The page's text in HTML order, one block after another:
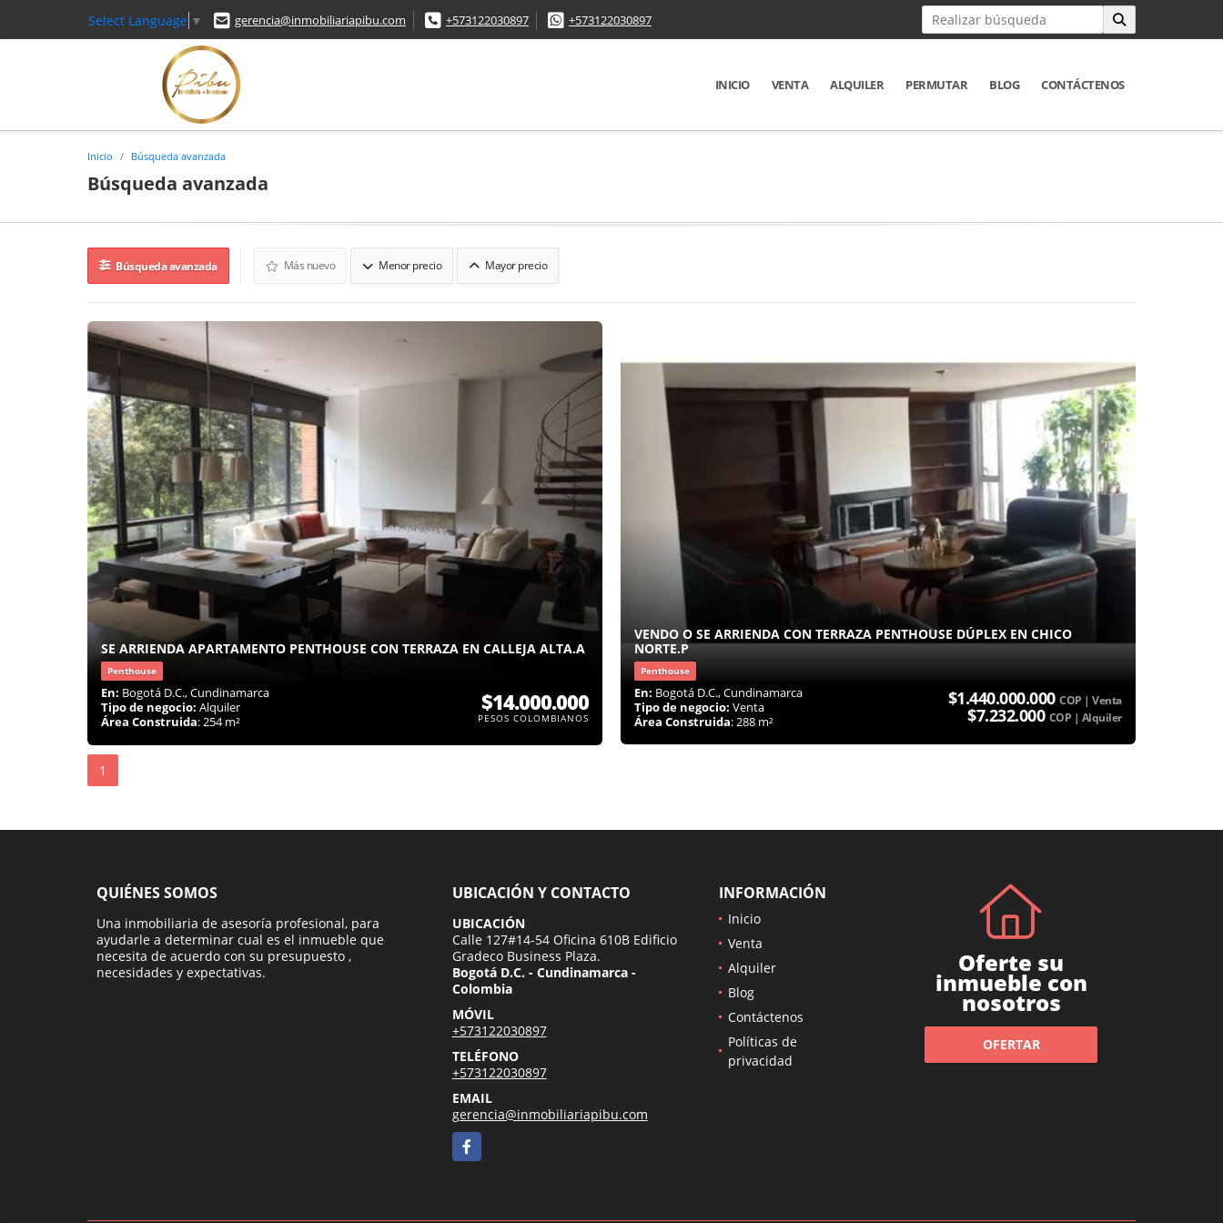
Select Language ▼ gerencia@inmobiliariapibu.com +573122030897 +573122030897
INICIO VENTA ALQUILER PERMUTAR BLOG CONTÁCTENOS
Inicio Búsqueda avanzada
Búsqueda avanzada
Búsqueda avanzada Más nuevo Menor precio Mayor precio
SE ARRIENDA APARTAMENTO PENTHOUSE CON TERRAZA EN CALLEJA ALTA.A
Penthouse
En: Bogotá D.C., Cundinamarca
Tipo de negocio: Alquiler
Área Construida: 254 m²
$14.000.000
PESOS COLOMBIANOS
VENDO O SE ARRIENDA CON TERRAZA PENTHOUSE DÚPLEX EN CHICO
NORTE.P
Penthouse
En: Bogotá D.C., Cundinamarca
Tipo de negocio: Venta
Área Construida: 288 m²
$1.440.000.000COP | Venta
$7.232.000 COP | Alquiler
1
QUIÉNES SOMOS
Una inmobiliaria de asesoría profesional, para
ayudarle a determinar cual es el inmueble que
necesita de acuerdo con su presupuesto ,
necesidades y expectativas.
UBICACIÓN Y CONTACTO
UBICACIÓN
Calle 127#14-54 Oficina 610B Edificio
Gradeco Business Plaza.
Bogotá D.C. - Cundinamarca -
Colombia
MÓVIL
+573122030897
TELÉFONO
+573122030897
EMAIL
gerencia@inmobiliariapibu.com
Facebook
INFORMACIÓN
Inicio
Venta
Alquiler
Blog
Contáctenos
Políticas de
privacidad
Oferte su
inmueble con
nosotros
OFERTAR